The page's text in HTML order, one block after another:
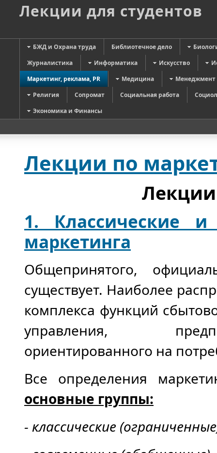
Лекции для студентов
БЖД и Охрана труда Библиотечное дело
Журналистика
Информатика Искусство
Маркетинг, реклама, PR
Медицина
Менеджмент
Религия
Сопромат Социальная работа
Экономика и Финансы
Лекции по
1. Классические и
маркетинга
Общепринятого,
существует. Наиболее
комплекса функций
управления,
ориентированного на
Все определения
основные группы:
- классические